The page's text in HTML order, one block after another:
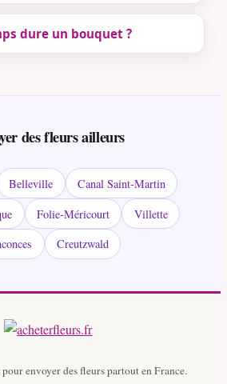
dure un bouquet ?
des fleurs ailleurs
Belleville
Canal Saint-Martin
Folie-Méricourt
Villette
Creutzwald
envoyer des fleurs partout en France.